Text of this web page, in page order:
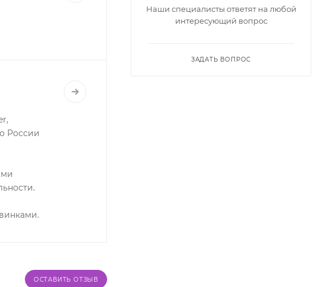
России
ОСТАВИТЬ ОТЗЫВ
Наши специалисты ответят на любой
интересующий вопрос
ЗАДАТЬ ВОПРОС